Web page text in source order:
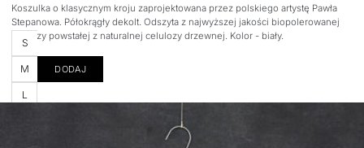
Koszulka o klasycznym kroju zaprojektowana przez polskiego artystę Pawła
Stepanowa. Półokrągły dekolt. Odszyta z najwyższej jakości biopolerowanej
wiskozy powstałej z naturalnej celulozy drzewnej. Kolor - biały.
Rozmiar
S
M
L
DODAJ